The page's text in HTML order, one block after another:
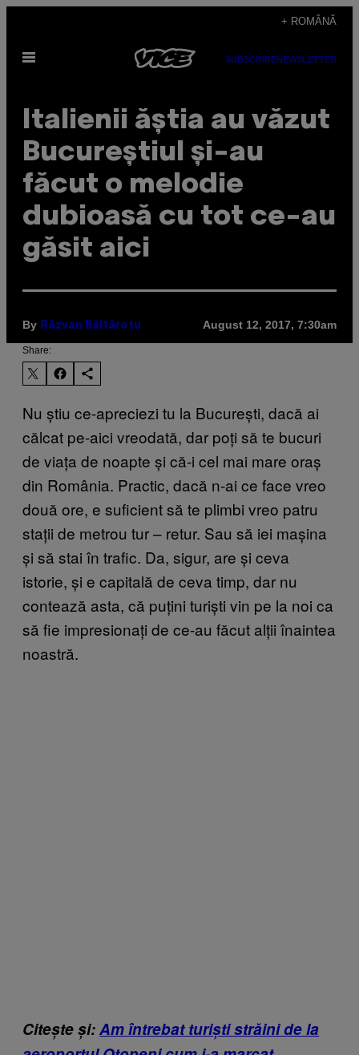
content
+ ROMÂNĂ
Open
SUBSCRIBENEWSLETTER
Italienii ăștia au văzut
Bucureștiul și-au
făcut o melodie
dubioasă cu tot ce-au
găsit aici
By Răzvan Băltărețu August 12, 2017, 7:30am
Share:
Nu știu ce-apreciezi tu la București, dacă ai
călcat pe-aici vreodată, dar poți să te bucuri
de viața de noapte și că-i cel mai mare oraș
din România. Practic, dacă n-ai ce face vreo
două ore, e suficient să te plimbi vreo patru
stații de metrou tur – retur. Sau să iei mașina
și să stai în trafic. Da, sigur, are și ceva
istorie, și e capitală de ceva timp, dar nu
contează asta, că puțini turiști vin pe la noi ca
să fie impresionați de ce-au făcut alții înaintea
noastră.
Citește și:Am întrebat turiști străini de la